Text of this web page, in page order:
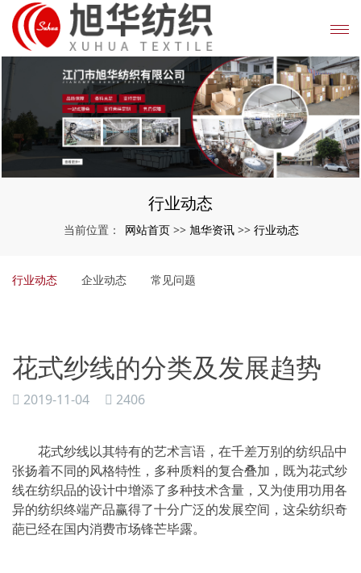
行业动态
当前位置： 网站首页 >> 旭华资讯 >> 行业动态
行业动态 企业动态 常见问题
花式纱线的分类及发展趋势
2019-11-04 2406
花式纱线以其特有的艺术言语，在千差万别的纺织品中
张扬着不同的风格特性，多种质料的复合叠加，既为花式纱
线在纺织品的设计中增添了多种技术含量，又为使用功用各
异的纺织终端产品赢得了十分广泛的发展空间，这朵纺织奇
葩已经在国内消费市场锋芒毕露。